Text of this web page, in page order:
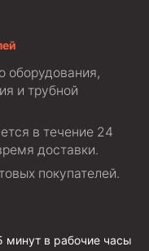
оборудования,
и трубной
в течение 24
доставки.
покупателей.
минут в рабочие часы